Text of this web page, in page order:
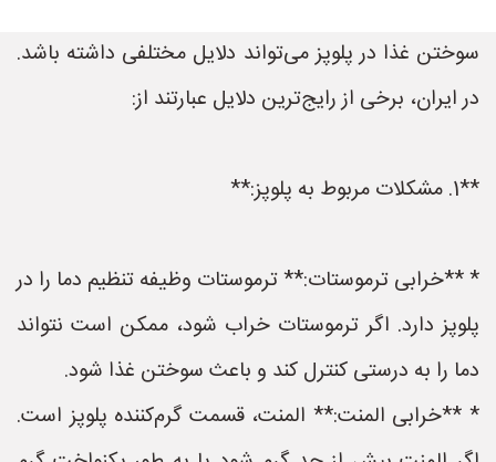
سوختن غذا در پلوپز می‌تواند دلایل مختلفی داشته باشد.
در ایران، برخی از رایج‌ترین دلایل عبارتند از:
**1. مشکلات مربوط به پلوپز:**
* **خرابی ترموستات:** ترموستات وظیفه تنظیم دما را در
پلوپز دارد. اگر ترموستات خراب شود، ممکن است نتواند
دما را به درستی کنترل کند و باعث سوختن غذا شود.
* **خرابی المنت:** المنت، قسمت گرم‌کننده پلوپز است.